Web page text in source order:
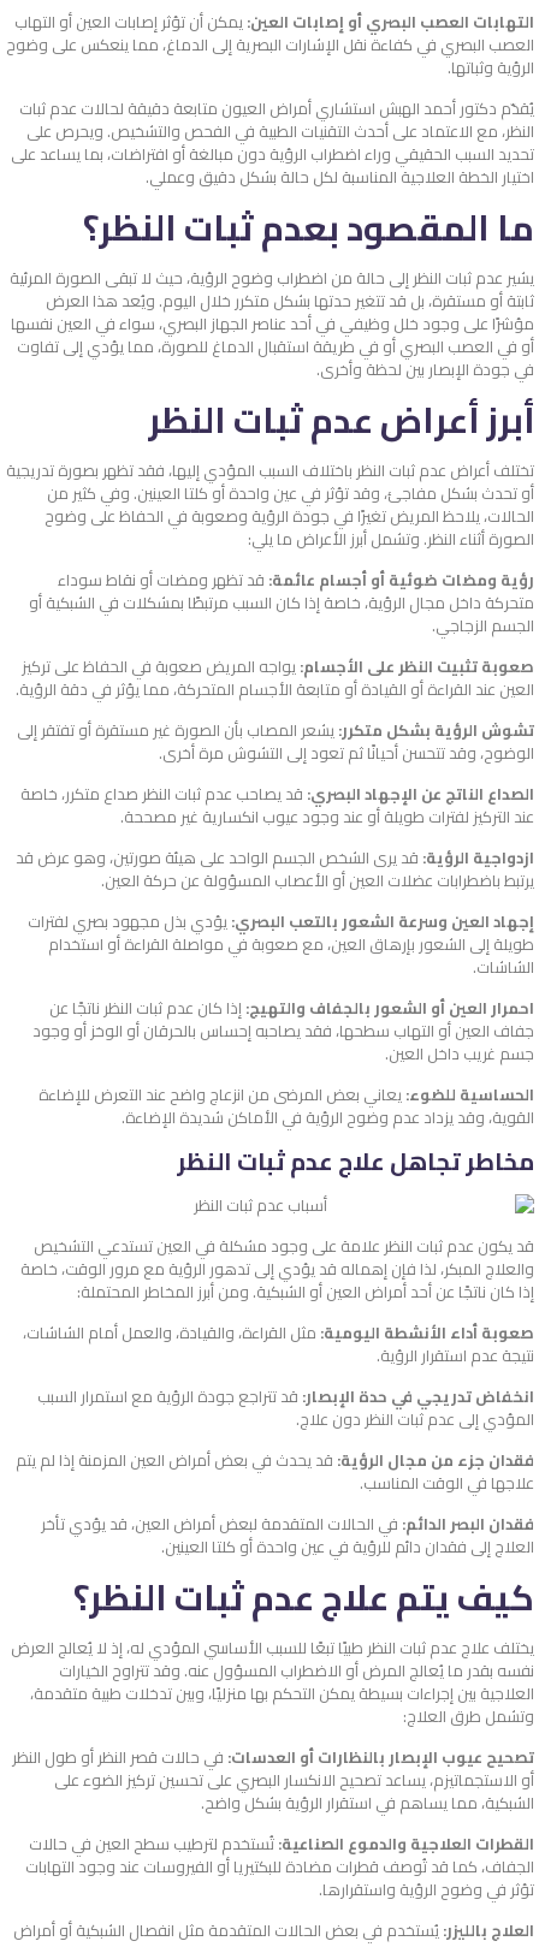
التهابات العصب البصري أو إصابات العين:يمكن أن تؤثر إصابات العين أو التهاب
العصب البصري في كفاءة نقل الإشارات البصرية إلى الدماغ، مما ينعكس على وضوح
الرؤية وثباتها.
يُقدّم دكتور أحمد الهبش استشاري أمراض العيون متابعة دقيقة لحالات عدم ثبات
النظر، مع الاعتماد على أحدث التقنيات الطبية في الفحص والتشخيص. ويحرص على
تحديد السبب الحقيقي وراء اضطراب الرؤية دون مبالغة أو افتراضات، بما يساعد على
اختيار الخطة العلاجية المناسبة لكل حالة بشكل دقيق وعملي.
ما المقصود بعدم ثبات النظر؟
يشير عدم ثبات النظر إلى حالة من اضطراب وضوح الرؤية، حيث لا تبقى الصورة المرئية
ثابتة أو مستقرة، بل قد تتغير حدتها بشكل متكرر خلال اليوم. ويُعد هذا العرض
مؤشرًا على وجود خلل وظيفي في أحد عناصر الجهاز البصري، سواء في العين نفسها
أو في العصب البصري أو في طريقة استقبال الدماغ للصورة، مما يؤدي إلى تفاوت
في جودة الإبصار بين لحظة وأخرى.
أبرز أعراض عدم ثبات النظر
تختلف أعراض عدم ثبات النظر باختلاف السبب المؤدي إليها، فقد تظهر بصورة تدريجية
أو تحدث بشكل مفاجئ، وقد تؤثر في عين واحدة أو كلتا العينين. وفي كثير من
الحالات، يلاحظ المريض تغيرًا في جودة الرؤية وصعوبة في الحفاظ على وضوح
الصورة أثناء النظر. وتشمل أبرز الأعراض ما يلي:
رؤية ومضات ضوئية أو أجسام عائمة: قد تظهر ومضات أو نقاط سوداء
متحركة داخل مجال الرؤية، خاصة إذا كان السبب مرتبطًا بمشكلات في الشبكية أو
الجسم الزجاجي.
صعوبة تثبيت النظر على الأجسام:يواجه المريض صعوبة في الحفاظ على تركيز
العين عند القراءة أو القيادة أو متابعة الأجسام المتحركة، مما يؤثر في دقة الرؤية.
تشوش الرؤية بشكل متكرر:يشعر المصاب بأن الصورة غير مستقرة أو تفتقر إلى
الوضوح، وقد تتحسن أحيانًا ثم تعود إلى التشوش مرة أخرى.
الصداع الناتج عن الإجهاد البصري: قد يصاحب عدم ثبات النظر صداع متكرر، خاصة
عند التركيز لفترات طويلة أو عند وجود عيوب انكسارية غير مصححة.
ازدواجية الرؤية: قد يرى الشخص الجسم الواحد على هيئة صورتين، وهو عرض قد
يرتبط باضطرابات عضلات العين أو الأعصاب المسؤولة عن حركة العين.
إجهاد العين وسرعة الشعور بالتعب البصري:يؤدي بذل مجهود بصري لفترات
طويلة إلى الشعور بإرهاق العين، مع صعوبة في مواصلة القراءة أو استخدام
الشاشات.
احمرار العين أو الشعور بالجفاف والتهيج:إذا كان عدم ثبات النظر ناتجًا عن
جفاف العين أو التهاب سطحها، فقد يصاحبه إحساس بالحرقان أو الوخز أو وجود
جسم غريب داخل العين.
الحساسية للضوء:يعاني بعض المرضى من انزعاج واضح عند التعرض للإضاءة
القوية، وقد يزداد عدم وضوح الرؤية في الأماكن شديدة الإضاءة.
مخاطر تجاهل علاج عدم ثبات النظر
قد يكون عدم ثبات النظر علامة على وجود مشكلة في العين تستدعي التشخيص
والعلاج المبكر، لذا فإن إهماله قد يؤدي إلى تدهور الرؤية مع مرور الوقت، خاصة
إذا كان ناتجًا عن أحد أمراض العين أو الشبكية. ومن أبرز المخاطر المحتملة:
صعوبة أداء الأنشطة اليومية: مثل القراءة، والقيادة، والعمل أمام الشاشات،
نتيجة عدم استقرار الرؤية.
انخفاض تدريجي في حدة الإبصار: قد تتراجع جودة الرؤية مع استمرار السبب
المؤدي إلى عدم ثبات النظر دون علاج.
فقدان جزء من مجال الرؤية: قد يحدث في بعض أمراض العين المزمنة إذا لم يتم
علاجها في الوقت المناسب.
فقدان البصر الدائم: في الحالات المتقدمة لبعض أمراض العين، قد يؤدي تأخر
العلاج إلى فقدان دائم للرؤية في عين واحدة أو كلتا العينين.
كيف يتم علاج عدم ثبات النظر؟
يختلف علاج عدم ثبات النظر طبيًا تبعًا للسبب الأساسي المؤدي له، إذ لا يُعالج العرض
نفسه بقدر ما يُعالج المرض أو الاضطراب المسؤول عنه. وقد تتراوح الخيارات
العلاجية بين إجراءات بسيطة يمكن التحكم بها منزليًا، وبين تدخلات طبية متقدمة،
وتشمل طرق العلاج:
تصحيح عيوب الإبصار بالنظارات أو العدسات: في حالات قصر النظر أو طول النظر
أو الاستجماتيزم، يساعد تصحيح الانكسار البصري على تحسين تركيز الضوء على
الشبكية، مما يساهم في استقرار الرؤية بشكل واضح.
القطرات العلاجية والدموع الصناعية:تُستخدم لترطيب سطح العين في حالات
الجفاف، كما قد تُوصف قطرات مضادة للبكتيريا أو الفيروسات عند وجود التهابات
تؤثر في وضوح الرؤية واستقرارها.
العلاج بالليزر:يُستخدم في بعض الحالات المتقدمة مثل انفصال الشبكية أو أمراض